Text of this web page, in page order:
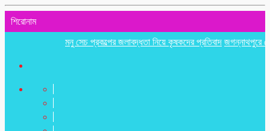
শিরোনাম
মনু সেচ প্রকল্পের জলাবদ্ধতা নিয়ে কৃষকদের প্রতিবাদ জগন্নাথপুরে নৌকা